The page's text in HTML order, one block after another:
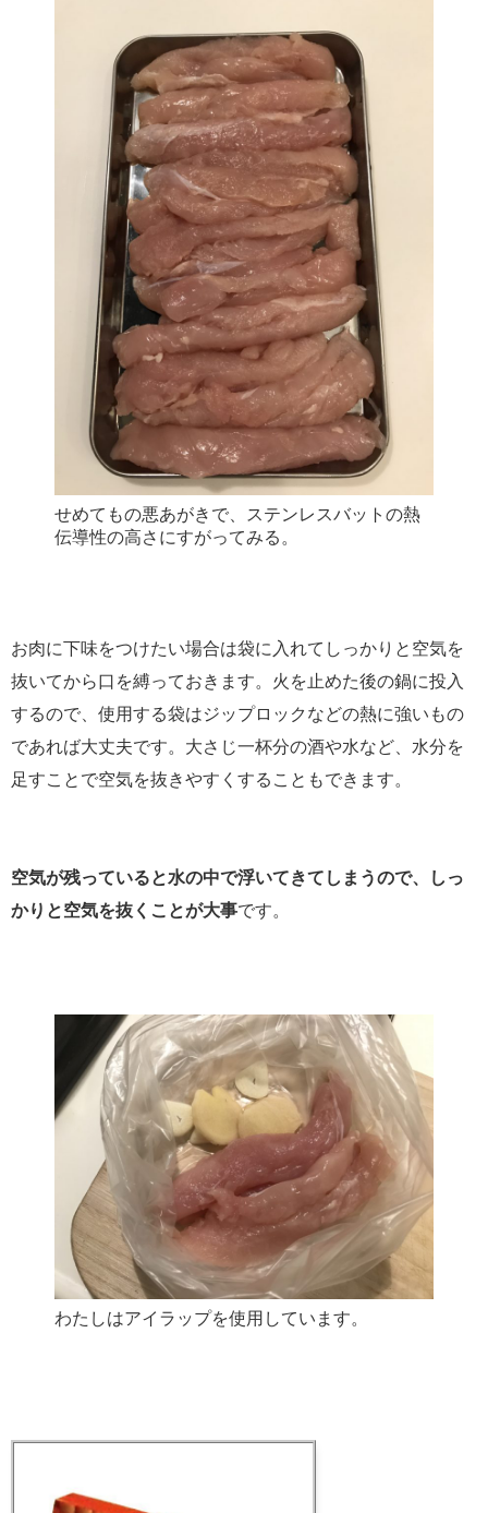
せめてもの悪あがきで、ステンレスバットの熱
伝導性の高さにすがってみる。
お肉に下味をつけたい場合は袋に入れてしっかりと空気を
抜いてから口を縛っておきます。火を止めた後の鍋に投入
するので、使用する袋はジップロックなどの熱に強いもの
であれば大丈夫です。大さじ一杯分の酒や水など、水分を
足すことで空気を抜きやすくすることもできます。
空気が残っていると水の中で浮いてきてしまうので、しっ
かりと空気を抜くことが大事です。
わたしはアイラップを使用しています。